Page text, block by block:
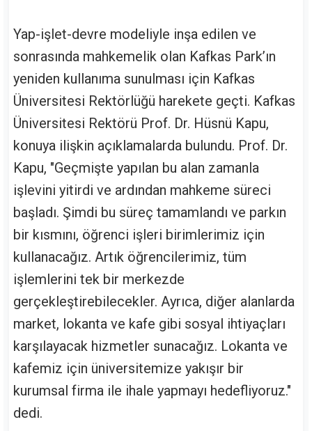
Yap-işlet-devre modeliyle inşa edilen ve
sonrasında mahkemelik olan Kafkas Park’ın
yeniden kullanıma sunulması için Kafkas
Üniversitesi Rektörlüğü harekete geçti. Kafkas
Üniversitesi Rektörü Prof. Dr. Hüsnü Kapu,
konuya ilişkin açıklamalarda bulundu. Prof. Dr.
Kapu, "Geçmişte yapılan bu alan zamanla
işlevini yitirdi ve ardından mahkeme süreci
başladı. Şimdi bu süreç tamamlandı ve parkın
bir kısmını, öğrenci işleri birimlerimiz için
kullanacağız. Artık öğrencilerimiz, tüm
işlemlerini tek bir merkezde
gerçekleştirebilecekler. Ayrıca, diğer alanlarda
market, lokanta ve kafe gibi sosyal ihtiyaçları
karşılayacak hizmetler sunacağız. Lokanta ve
kafemiz için üniversitemize yakışır bir
kurumsal firma ile ihale yapmayı hedefliyoruz."
dedi.